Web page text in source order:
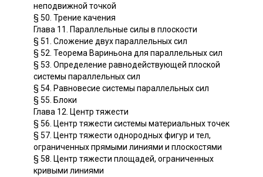
неподвижной точкой
§ 50. Трение качения
Глава 11. Параллельные силы в плоскости
§ 51. Сложение двух параллельных сил
§ 52. Теорема Вариньона для параллельных сил
§ 53. Определение равнодействующей плоской
системы параллельных сил
§ 54. Равновесие системы параллельных сил
§ 55. Блоки
Глава 12. Центр тяжести
§ 56. Центр тяжести системы материальных точек
§ 57. Центр тяжести однородных фигур и тел,
ограниченных прямыми линиями и плоскостями
§ 58. Центр тяжести площадей, ограниченных
кривыми линиями